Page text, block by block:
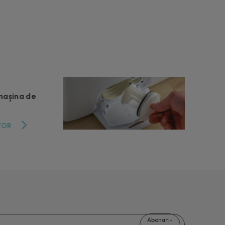
de
Abonati-